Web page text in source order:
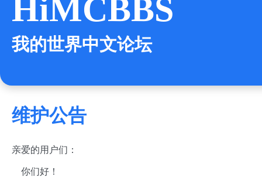
HiMCBBS
我的世界中文论坛
维护公告
亲爱的用户们：
你们好！